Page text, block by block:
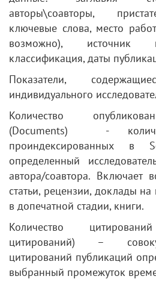
авторы\соавторы,
ключевые слова, место
возможно), источник
классификация, даты
Показатели,
индивидуального
Количество
(Documents) -
проиндексированных в
определенный
автора/соавтора. Включает
статьи, рецензии, доклады на
в допечатной стадии, книги.
Количество
цитирований) –
цитирований публикаций
выбранный промежуток